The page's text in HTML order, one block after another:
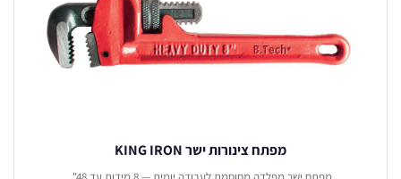
מפתח צינורות ישר KING IRON